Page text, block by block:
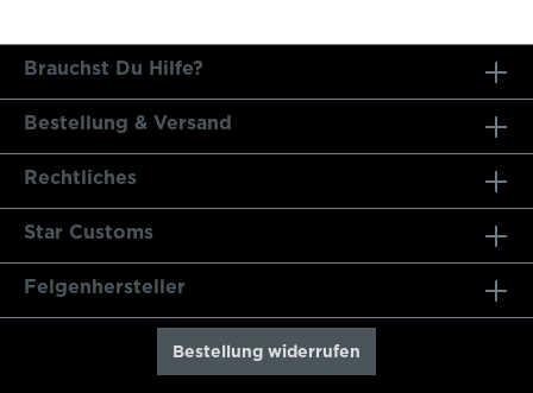
Brauchst Du Hilfe?
Bestellung & Versand
Rechtliches
Star Customs
Felgenhersteller
Bestellung widerrufen